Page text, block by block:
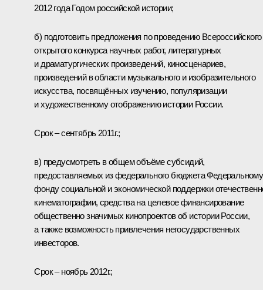
2012 года Годом российской истории;
б) подготовить предложения по проведению Всероссийского
открытого конкурса научных работ, литературных
и драматургических произведений, киносценариев,
произведений в области музыкального и изобразительного
искусства, посвящённых изучению, популяризации
и художественному отображению истории России.
Срок – сентябрь 2011г.;
в) предусмотреть в общем объёме субсидий,
предоставляемых из федерального бюджета Федеральному
фонду социальной и экономической поддержки
кинематографии, средства на целевое финансирование
общественно значимых кинопроектов об истории России,
а также возможность привлечения негосударственных
инвесторов.
Срок – ноябрь 2012г.;